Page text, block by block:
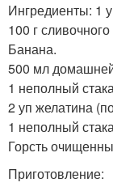
Ингредиенты: 1
100 г
Банана.
500 мл
1 неполный
2 уп желатина
1 неполный
Горсть
Приготовление: